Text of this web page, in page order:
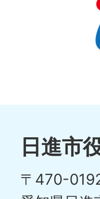
日進市
〒470-